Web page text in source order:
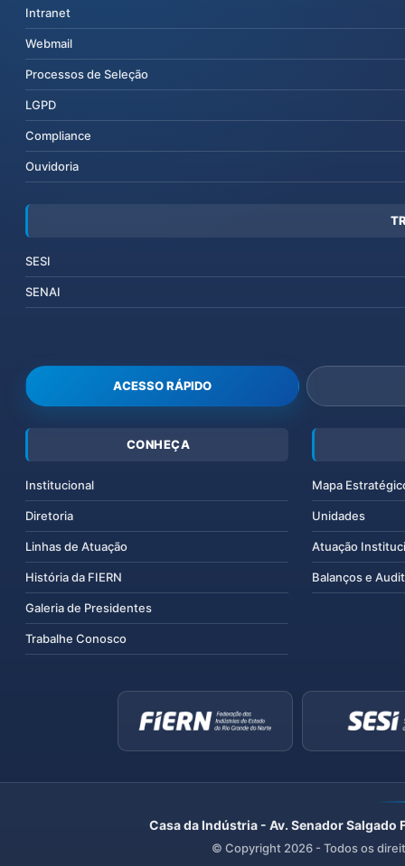
Intranet
Webmail
Processos de Seleção
LGPD
Compliance
Ouvidoria
SESI
SENAI
ACESSO RÁPIDO
CONHEÇA
Institucional
Diretoria
Linhas de Atuação
História da FIERN
Galeria de Presidentes
Trabalhe Conosco
Mapa
Unidades
Atuação
Balanços e
Casa da Indústria - Av. Senador
© Copyright 2026 - Todos os